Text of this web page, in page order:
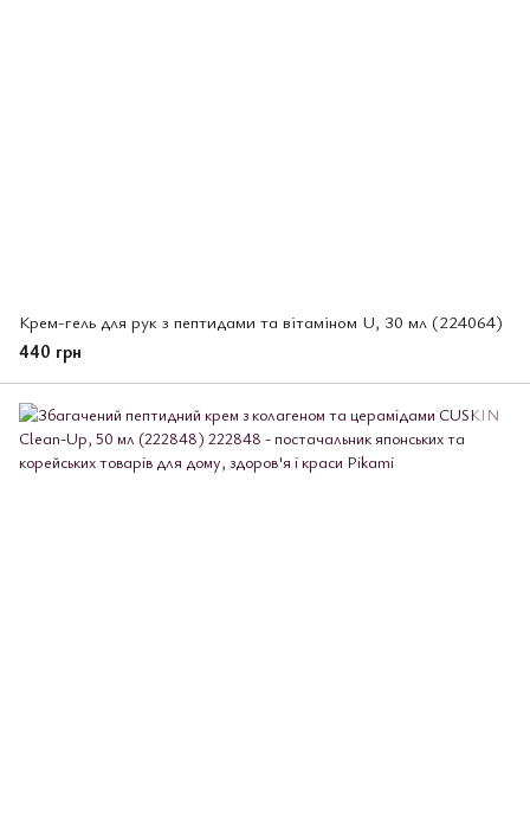
Крем-гель для рук з пептидами та вітаміном U, 30 мл (224064)
440 грн